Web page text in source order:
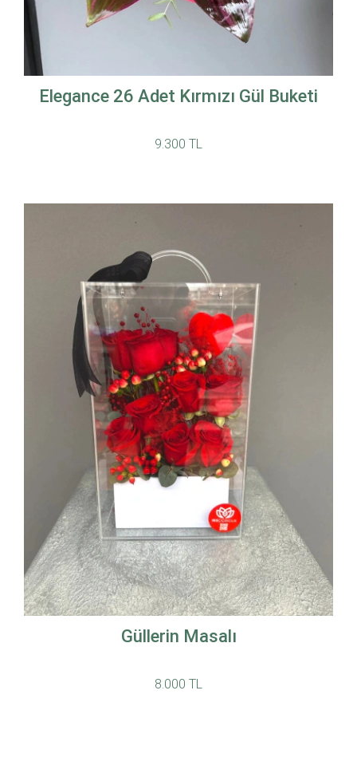
Elegance 26 Adet Kırmızı Gül Buketi
9.300 TL
Güllerin Masalı
8.000 TL